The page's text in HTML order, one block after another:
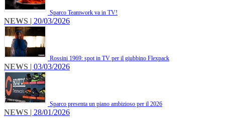
Sparco Teamwork va in TV!
NEWS | 20/03/2026
Rossini 1969: spot in TV per il giubbino Flexpack
NEWS | 03/03/2026
Sparco presenta un piano ambizioso per il 2026
NEWS | 28/01/2026